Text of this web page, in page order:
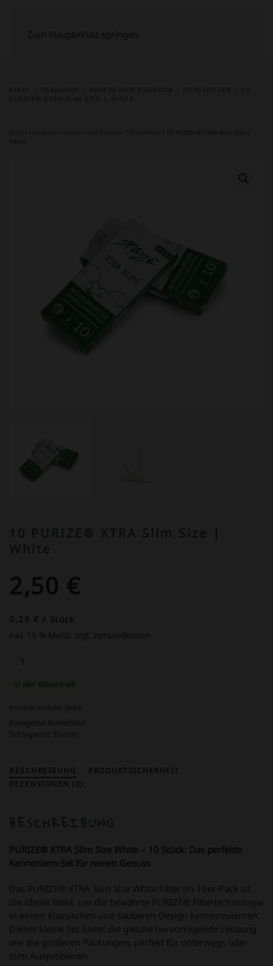
Zum Hauptinhalt springen
/ 10 PURIZE® XTRA Slim Size |
White
2,50 €
0,25 € / Stück
inkl. 19 % MwSt. zzgl. Versandkosten
PURIZE®
Size
|
White
In den Warenkorb
Produkt enthält: Stück
Kategorie: Kohlefilter
Schlagwort: Purize
BESCHREIBUNG
PRODUKTSICHERHEIT
REZENSIONEN (0)
PURIZE® XTRA Slim Size White – 10 Stück: Das perfekte
Kennenlern-Set für reinen Genuss
Das PURIZE® XTRA Slim Size White Filter im 10er-Pack ist
die ideale Wahl, um die bewährte PURIZE® Filtertechnologie
in einem klassischen und sauberen Design kennenzulernen.
Dieses kleine Set bietet die gleiche hervorragende Leistung
wie die größeren Packungen, perfekt für unterwegs oder
zum Ausprobieren.